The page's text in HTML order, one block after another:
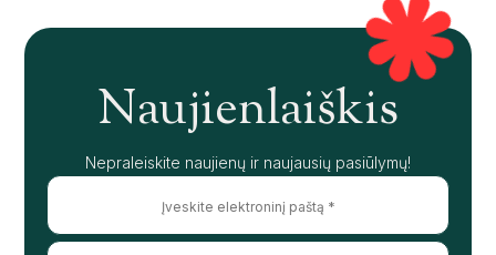
Naujienlaiškis
Nepraleiskite naujienų ir naujausių pasiūlymų!